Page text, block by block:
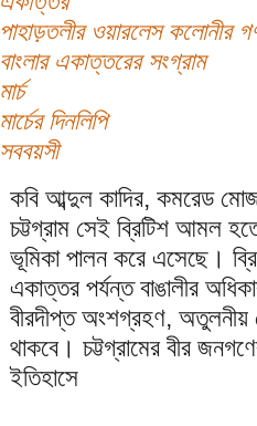
পাহাড়তলীর ওয়ারলেস কলোনীর
বাংলার একাত্তরের সংগ্রাম
মার্চ
মার্চের দিনলিপি
সববয়সী
কবি আব্দুল কাদির, কমরেড
চট্টগ্রাম সেই ব্রিটিশ আমল
ভূমিকা পালন করে এসেছে।
একাত্তর পর্যন্ত বাঙালীর
বীরদীপ্ত অংশগ্রহণ, অতুলনীয়
থাকবে। চট্টগ্রামের বীর
ইতিহাসে